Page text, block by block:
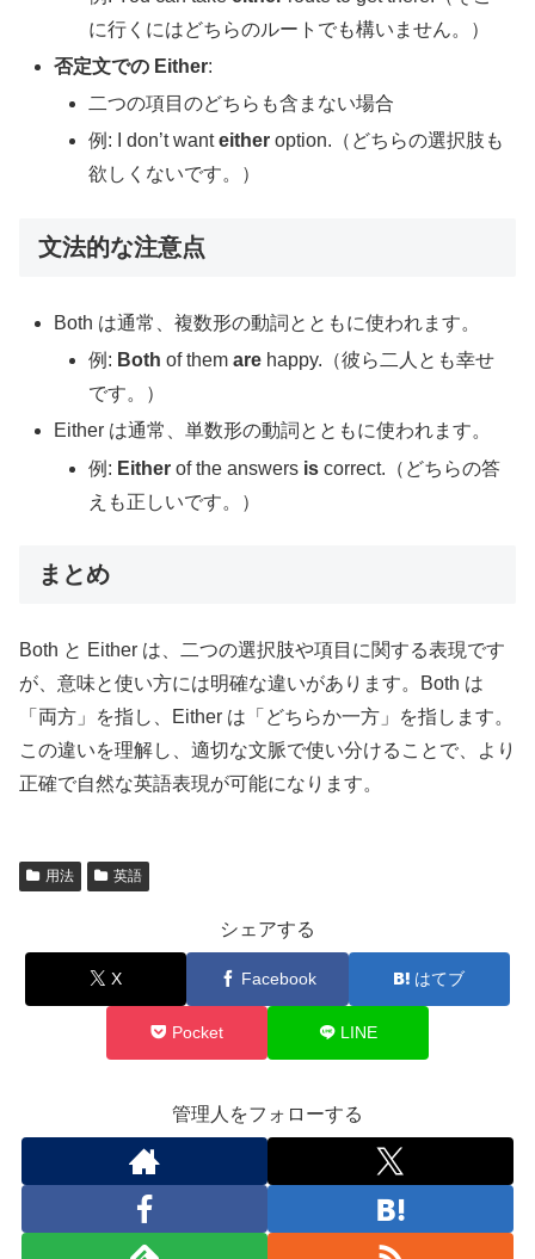
に行くにはどちらのルートでも構いません。）
否定文での Either:
二つの項目のどちらも含まない場合
例: I don’t wanteither option.（どちらの選択肢も
欲しくないです。）
文法的な注意点
Both は通常、複数形の動詞とともに使われます。
例: Both of themare happy.（彼ら二人とも幸せ
です。）
Either は通常、単数形の動詞とともに使われます。
例: Either of the answers is correct.（どちらの答
えも正しいです。）
まとめ
Both と Either は、二つの選択肢や項目に関する表現です
が、意味と使い方には明確な違いがあります。Both は
「両方」を指し、Either は「どちらか一方」を指します。
この違いを理解し、適切な文脈で使い分けることで、より
正確で自然な英語表現が可能になります。
用法 英語
シェアする
X Facebook はてブ
Pocket LINE
管理人をフォローする